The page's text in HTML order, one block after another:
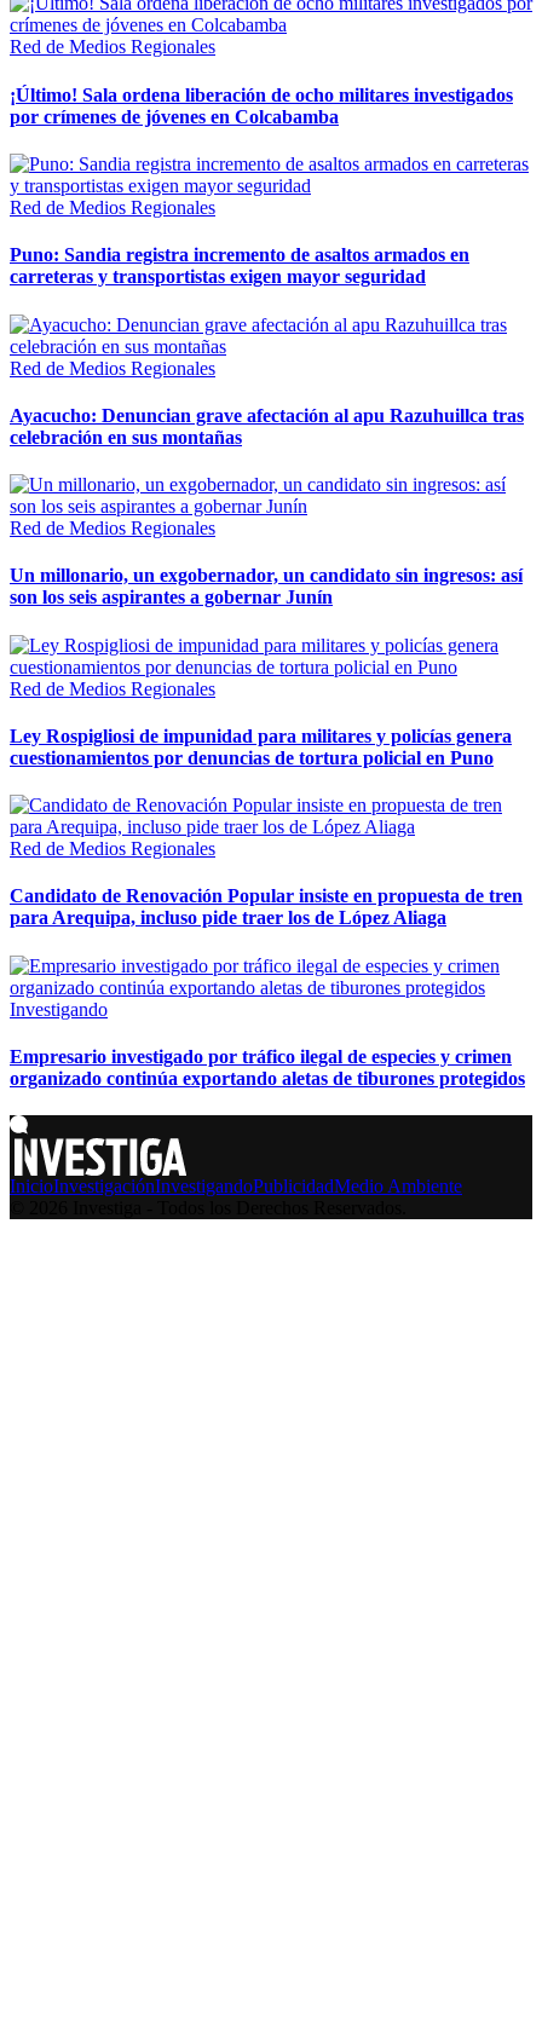
Red de Medios Regionales
¡Último! Sala ordena liberación de ocho militares investigados
por crímenes de jóvenes en Colcabamba
Red de Medios Regionales
Puno: Sandia registra incremento de asaltos armados en
carreteras y transportistas exigen mayor seguridad
Red de Medios Regionales
Ayacucho: Denuncian grave afectación al apu Razuhuillca tras
celebración en sus montañas
Red de Medios Regionales
Un millonario, un exgobernador, un candidato sin ingresos: así
son los seis aspirantes a gobernar Junín
Red de Medios Regionales
Ley Rospigliosi de impunidad para militares y policías genera
cuestionamientos por denuncias de tortura policial en Puno
Red de Medios Regionales
Candidato de Renovación Popular insiste en propuesta de tren
para Arequipa, incluso pide traer los de López Aliaga
Investigando
Empresario investigado por tráfico ilegal de especies y crimen
organizado continúa exportando aletas de tiburones protegidos
InicioInvestigaciónInvestigandoPublicidadMedio Ambiente